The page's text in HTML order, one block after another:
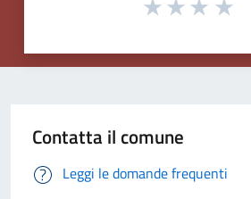
Contatta il comune
Leggi le domande frequenti